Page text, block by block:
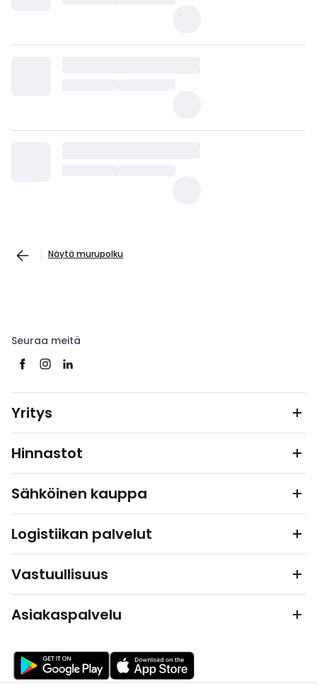
Näytä murupolku
Seuraa meitä
Yritys
Hinnastot
Sähköinen kauppa
Logistiikan palvelut
Vastuullisuus
Asiakaspalvelu